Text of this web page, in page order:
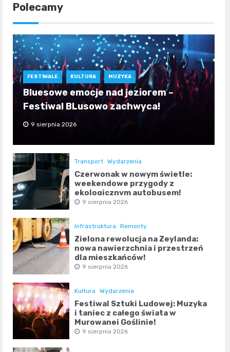
Polecamy
FESTIWALE KULTURA MUZYKA
Bluesowe emocje nad jeziorem –
Festiwal BLusowo zachwyca!
9 sierpnia 2026
Transport Wydarzenia
Czerwonak w nowym świetle:
weekendowe przygody z
ekologicznym autobusem!
9 sierpnia 2026
Infrastruktura Remonty
Zielona rewolucja na Zeylanda:
nowa nawierzchnia i przestrzeń
dla mieszkańców!
9 sierpnia 2026
Kultura Wydarzenia
Festiwal Sztuki Ludowej: Muzyka
i taniec z całego świata w
Murowanej Goślinie!
9 sierpnia 2026